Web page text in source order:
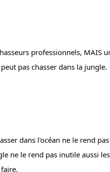
professionnels, MAIS
pas chasser dans la jungle.
dans l'océan ne le rend
ne le rend pas inutile aussi